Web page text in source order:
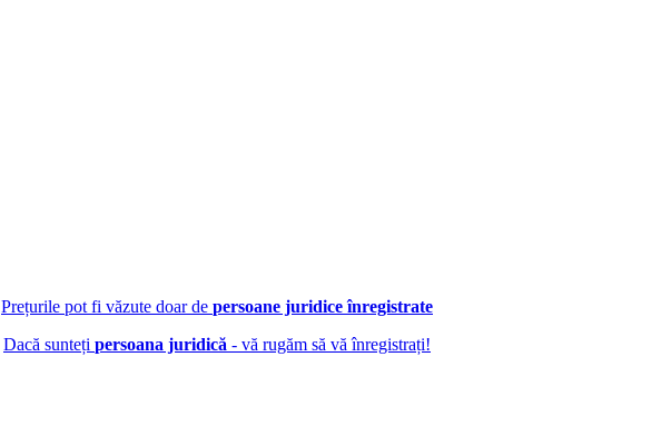
Prețurile pot fi văzute doar de persoane juridice înregistrate
Dacă sunteți persoana juridică - vă rugăm să vă înregistrați!